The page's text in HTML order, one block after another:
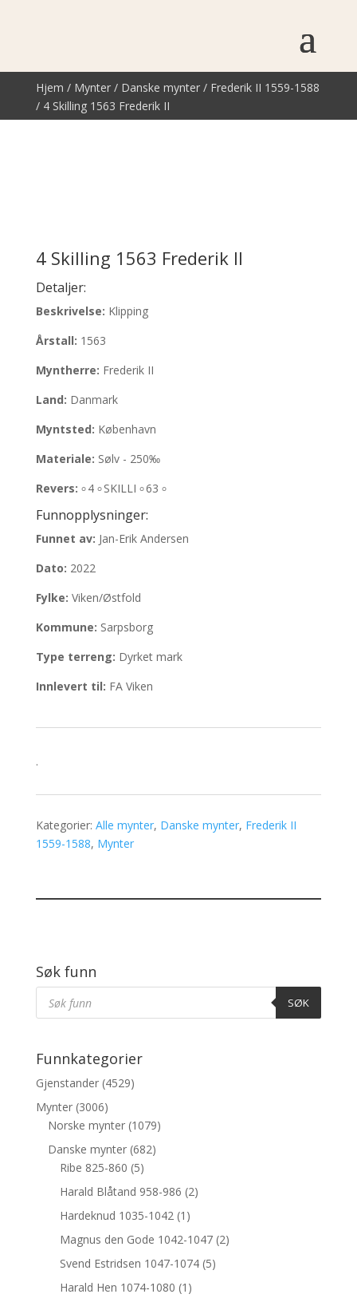
Hjem / Mynter/ Danske mynter/ Frederik II 1559-1588
/ 4 Skilling 1563 Frederik II
4 Skilling 1563 Frederik II
Detaljer:
Beskrivelse: Klipping
Årstall: 1563
Myntherre: Frederik II
Land: Danmark
Myntsted: København
Materiale: Sølv - 250‰
Revers: ৹ 4 ৹ SKILLI ৹ 63 ৹
Funnopplysninger:
Funnet av: Jan-Erik Andersen
Dato: 2022
Fylke: Viken/Østfold
Kommune: Sarpsborg
Type terreng: Dyrket mark
Innlevert til: FA Viken
.
Kategorier: Alle mynter, Danske mynter, Frederik II
1559-1588, Mynter
Søk funn
Products
Søk SØK
Funnkategorier
Gjenstander (4529)
Mynter (3006)
Norske mynter (1079)
Danske mynter (682)
Ribe 825-860 (5)
Harald Blåtand 958-986 (2)
Hardeknud 1035-1042 (1)
Magnus den Gode 1042-1047 (2)
Svend Estridsen 1047-1074 (5)
Harald Hen 1074-1080 (1)